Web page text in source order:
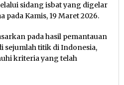
sidang isbat yang digelar
pada Kamis, 19 Maret 2026.
pada hasil pemantauan
sejumlah titik di Indonesia,
kriteria yang telah